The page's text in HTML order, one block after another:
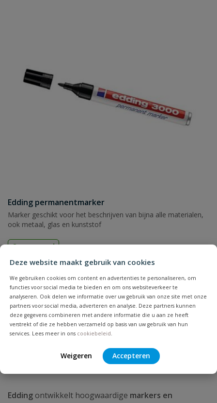
Deze website maakt gebruik van cookies
We gebruiken cookies om content en advertenties te personaliseren, om
functies voor social media te bieden en om ons websiteverkeer te
analyseren. Ook delen we informatie over uw gebruik van onze site met onze
partners voor social media, adverteren en analyse. Deze partners kunnen
deze gegevens combineren met andere informatie die u aan ze heeft
verstrekt of die ze hebben verzameld op basis van uw gebruik van hun
services. Lees meer in ons cookiebeleid
Weigeren Accepteren
Edding permanentmarker
Marker geschikt voor het beschrijven van bijna alle materialen,
ook metaal, glas en kunststof
Op voorraad
vanaf
€5,23
producten
Edding ontwikkelt hoogwaardige markers en